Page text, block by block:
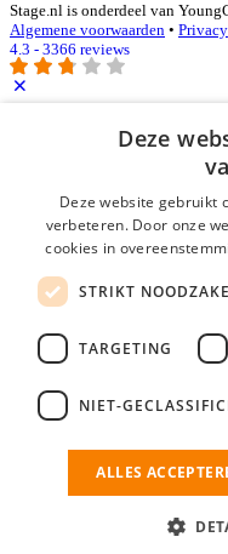
Stage.nl is onderdeel van
Algemene voorwaarden • Privacy
4.3 - 3366 reviews
Inloggen als bedrijf
Wachtwoord
login gegevens
login
Bedrijf aanmelden
nieuwe collega/werknemer
Deze
Deze website gebruikt
verbeteren. Door onze
cookies in
STRIKT
TARGETING
NIET-
ALLES